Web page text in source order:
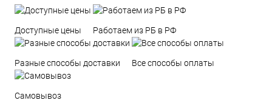
Доступные цены Работаем из РБ в РФ
Разные способы доставки Все способы оплаты
Самовывоз